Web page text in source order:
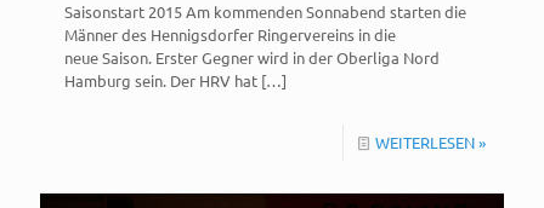
Saisonstart 2015 Am kommenden Sonnabend starten die
Männer des Hennigsdorfer Ringervereins in die
neue Saison. Erster Gegner wird in der Oberliga Nord
Hamburg sein. Der HRV hat […]
WEITERLESEN »